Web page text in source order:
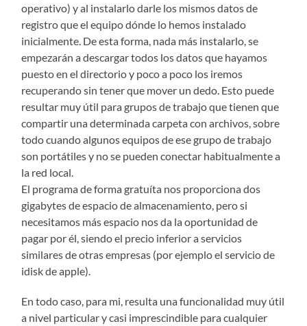
operativo) y al instalarlo darle los mismos datos de
registro que el equipo dónde lo hemos instalado
inicialmente. De esta forma, nada más instalarlo, se
empezarán a descargar todos los datos que hayamos
puesto en el directorio y poco a poco los iremos
recuperando sin tener que mover un dedo. Esto puede
resultar muy útil para grupos de trabajo que tienen que
compartir una determinada carpeta con archivos, sobre
todo cuando algunos equipos de ese grupo de trabajo
son portátiles y no se pueden conectar habitualmente a
la red local.
El programa de forma gratuíta nos proporciona dos
gigabytes de espacio de almacenamiento, pero si
necesitamos más espacio nos da la oportunidad de
pagar por él, siendo el precio inferior a servicios
similares de otras empresas (por ejemplo el servicio de
idisk de apple).
En todo caso, para mi, resulta una funcionalidad muy útil
a nivel particular y casi imprescindible para cualquier